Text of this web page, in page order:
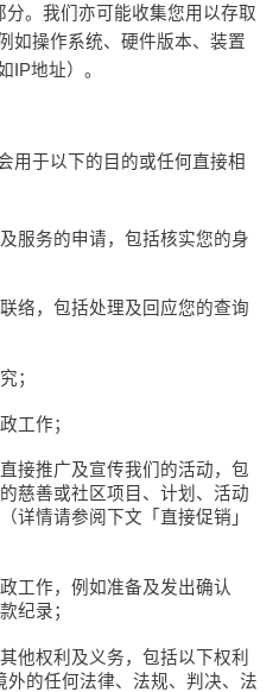
。我们亦可能收集您用以存取
如操作系统、硬件版本、装置
IP地址）。
用于以下的目的或任何直接相
服务的申请，包括核实您的身
络，包括处理及回应您的查询
；
工作；
接推广及宣传我们的活动，包
慈善或社区项目、计划、活动
详情请参阅下文「直接促销」
工作，例如准备及发出确认
纪录；
他权利及义务，包括以下权利
外的任何法律、法规、判决、法